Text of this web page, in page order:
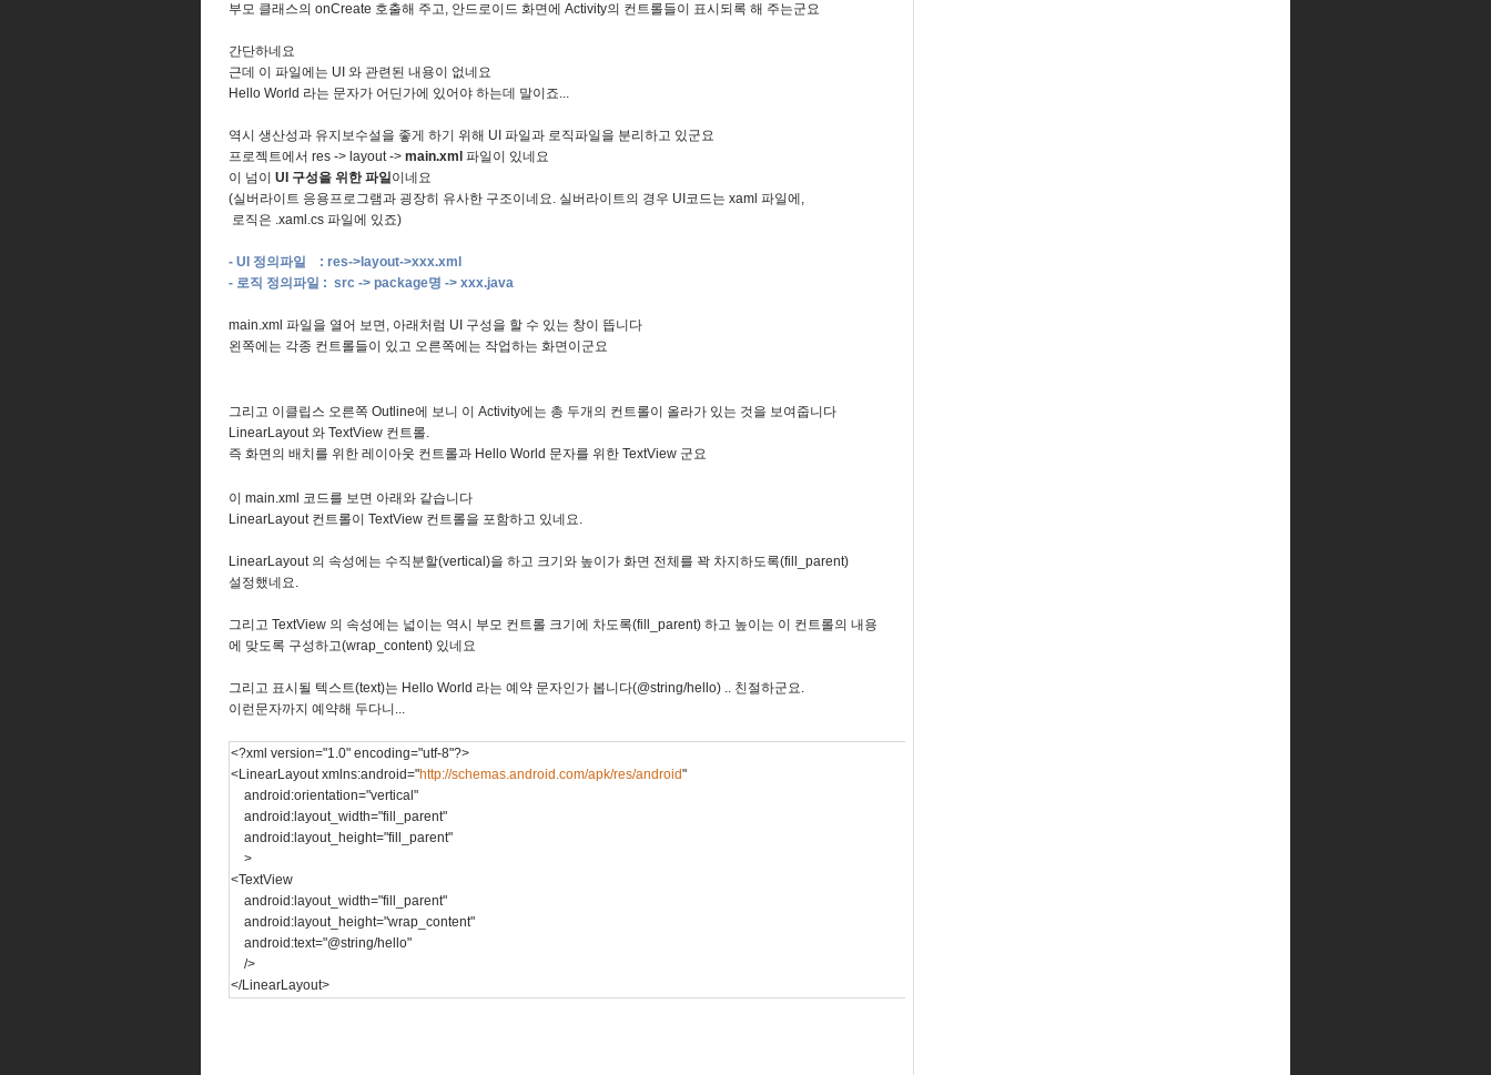
부모 클래스의 onCreate 호출해 주고, 안드로이드 화면에 Activity의 컨트롤들이 표시되록 해 주는군요
간단하네요
근데 이 파일에는 UI 와 관련된 내용이 없네요
Hello World 라는 문자가 어딘가에 있어야 하는데 말이죠...
역시 생산성과 유지보수설을 좋게 하기 위해 UI 파일과 로직파일을 분리하고 있군요
프로젝트에서 res -> layout -> main.xml 파일이 있네요
이 넘이 UI 구성을 위한 파일이네요
(실버라이트 응용프로그램과 굉장히 유사한 구조이네요. 실버라이트의 경우 UI코드는 xaml 파일에,
로직은 .xaml.cs 파일에 있죠)
- UI 정의파일 : res->layout->xxx.xml
- 로직 정의파일 : src -> package명 -> xxx.java
main.xml 파일을 열어 보면, 아래처럼 UI 구성을 할 수 있는 창이 뜹니다
왼쪽에는 각종 컨트롤들이 있고 오른쪽에는 작업하는 화면이군요
그리고 이클립스 오른쪽 Outline에 보니 이 Activity에는 총 두개의 컨트롤이 올라가 있는 것을 보여줍니다
LinearLayout 와 TextView 컨트롤.
즉 화면의 배치를 위한 레이아웃 컨트롤과 Hello World 문자를 위한 TextView 군요
이 main.xml 코드를 보면 아래와 같습니다
LinearLayout 컨트롤이 TextView 컨트롤을 포함하고 있네요.
LinearLayout 의 속성에는 수직분할(vertical)을 하고 크기와 높이가 화면 전체를 꽉 차지하도록(fill_parent)
설정했네요.
그리고 TextView 의 속성에는 넓이는 역시 부모 컨트롤 크기에 차도록(fill_parent) 하고 높이는 이 컨트롤의 내용
에 맞도록 구성하고(wrap_content) 있네요
그리고 표시될 텍스트(text)는 Hello World 라는 예약 문자인가 봅니다(@string/hello) .. 친절하군요.
이런문자까지 예약해 두다니...
<?xml version="1.0" encoding="utf-8"?>
<LinearLayout xmlns:android="http://schemas.android.com/apk/res/android"
android:orientation="vertical"
android:layout_width="fill_parent"
android:layout_height="fill_parent"
>
<TextView
android:layout_width="fill_parent"
android:layout_height="wrap_content"
android:text="@string/hello"
/>
</LinearLayout>